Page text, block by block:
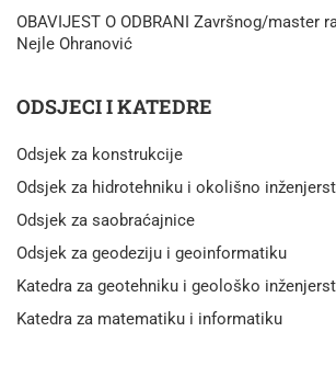
OBAVIJEST O ODBRANI Završnog/master
Nejle Ohranović
ODSJECI I KATEDRE
Odsjek za konstrukcije
Odsjek za hidrotehniku i okolišno
Odsjek za saobraćajnice
Odsjek za geodeziju i geoinformatiku
Katedra za geotehniku i geološko
Katedra za matematiku i informatiku